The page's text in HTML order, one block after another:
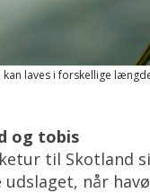
kan laves i forskellige
og tobis
til Skotland
udslaget, når